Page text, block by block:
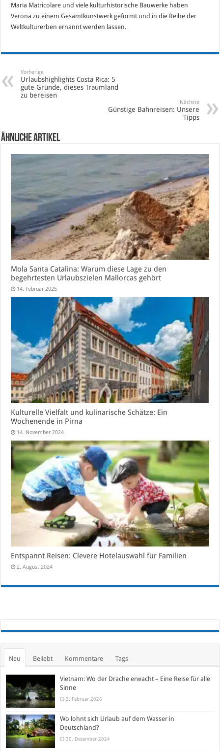
Maria Matricolare und viele kulturhistorische Bauwerke haben
Verona zu einem Gesamtkunstwerk geformt und in die Reihe der
Weltkulturerben ernannt werden lassen.
Vorherige
Urlaubshighlights Costa Rica: 5
gute Gründe, dieses Traumland
zu bereisen
Nächste
Günstige Bahnreisen: Unsere
Tipps
Ähnliche Artikel
Mola Santa Catalina: Warum diese Lage zu den
begehrtesten Urlaubszielen Mallorcas gehört
14. Februar 2025
Kulturelle Vielfalt und kulinarische Schätze: Ein
Wochenende in Pirna
14. November 2024
Entspannt Reisen: Clevere Hotelauswahl für Familien
2. August 2024
Neu Beliebt Kommentare Tags
Vietnam: Wo der Drache erwacht – Eine Reise für alle
Sinne
2. Februar 2026
Wo lohnt sich Urlaub auf dem Wasser in
Deutschland?
30. Dezember 2024